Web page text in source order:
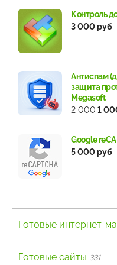
Готовые интернет-
B2B4
Готовые сайты 331
Контроль
3 000 руб
Антиспам
защита
Megasoft
2 0001
Google
5 000 руб